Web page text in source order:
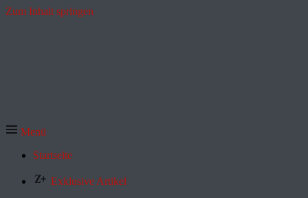
Zum Inhalt springen
Menü
Startseite
Exklusive Artikel